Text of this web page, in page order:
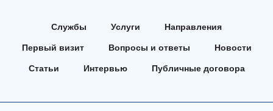
Отделение неотложных состояний
Оториноларингология
Офтальмологическое отделение
Службы Услуги Направления
Первый визит Вопросы и ответы Новости
Статьи Интервью Публичные договора